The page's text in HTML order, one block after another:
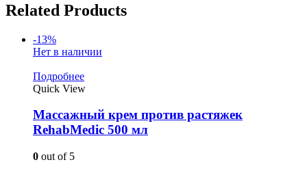
Related Products
-13%
Нет в наличии
Подробнее
Quick View
Массажный крем против растяжек
RehabMedic 500 мл
0 out of 5